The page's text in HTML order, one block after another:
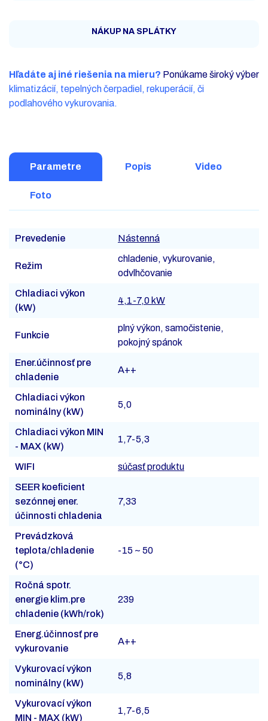
NÁKUP NA SPLÁTKY
Hľadáte aj iné riešenia na mieru? Ponúkame široký výber
klimatizácií, tepelných čerpadiel, rekuperácií, či
podlahového vykurovania.
Parametre Popis Video
Foto
Prevedenie Nástenná
Režim
chladenie, vykurovanie,
odvlhčovanie
Chladiaci výkon
(kW)
4,1-7,0 kW
Funkcie
plný výkon, samočistenie,
pokojný spánok
Ener.účinnosť pre
chladenie
A++
Chladiaci výkon
nominálny (kW)
5,0
Chladiaci výkon MIN
- MAX (kW)
1,7-5,3
WIFI
súčasť produktu
SEER koeficient
sezónnej ener.
účinnosti chladenia
7,33
Prevádzková
teplota/chladenie
(°C)
-15 ~ 50
Ročná spotr.
energie klim.pre
chladenie (kWh/rok)
239
Energ.účinnosť pre
vykurovanie
A++
Vykurovací výkon
nominálny (kW)
5,8
Vykurovací výkon
MIN - MAX (kW)
1,7-6,5